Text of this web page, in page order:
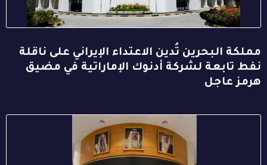
مملكة البحرين تُدين الاعتداء الإيراني على ناقلة
نفط تابعة لشركة أدنوك الإماراتية في مضيق
هرمز عاجل